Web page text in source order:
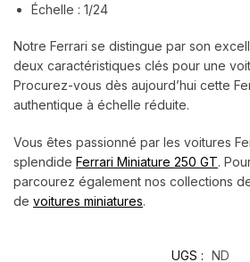
Échelle : 1/24
Notre Ferrari se distingue par son
deux caractéristiques clés pour une
Procurez-vous dès aujourd’hui cette
authentique à échelle réduite.
Vous êtes passionné par les voitures
splendide Ferrari Miniature 250 GT.
parcourez également nos collections
de voitures miniatures.
UGS : ND